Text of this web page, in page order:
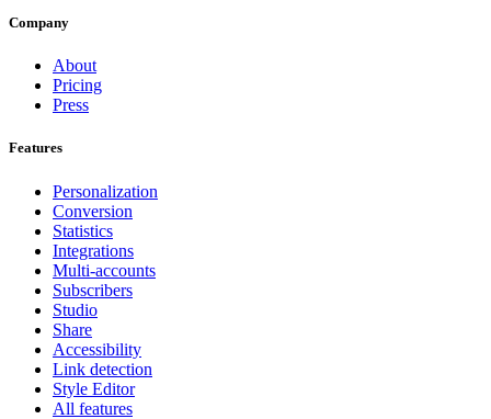
Company
About
Pricing
Press
Features
Personalization
Conversion
Statistics
Integrations
Multi-accounts
Subscribers
Studio
Share
Accessibility
Link detection
Style Editor
All features